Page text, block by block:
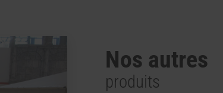
Nos autres
produits